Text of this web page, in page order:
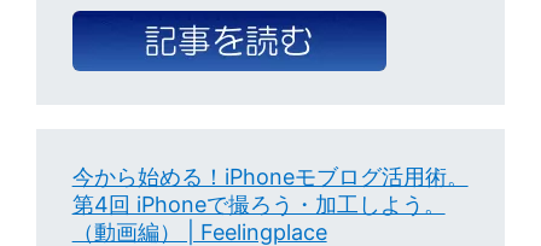
今から始める！iPhoneモブログ活用術。
第4回 iPhoneで撮ろう・加工しよう。
（動画編） | Feelingplace